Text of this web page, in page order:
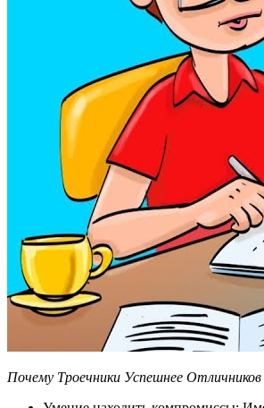
Почему Троечники Успешнее Отличников